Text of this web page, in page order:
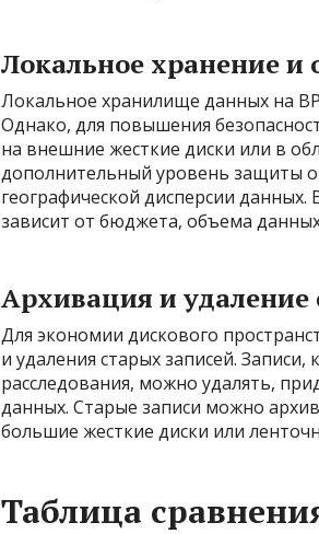
Локальное хранение и
Локальное хранилище данных на
Однако, для повышения
на внешние жесткие диски или в
дополнительный уровень защиты
географической дисперсии
зависит от бюджета, объема
Архивация и удаление
Для экономии дискового
и удаления старых записей.
расследования, можно удалять,
данных. Старые записи можно
большие жесткие диски или
Таблица